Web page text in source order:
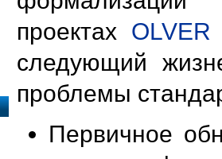
проектах OLVER
следующий
проблемы
Первичное